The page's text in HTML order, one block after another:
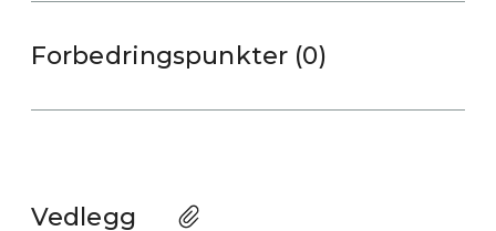
Forbedringspunkter (0)
Vedlegg